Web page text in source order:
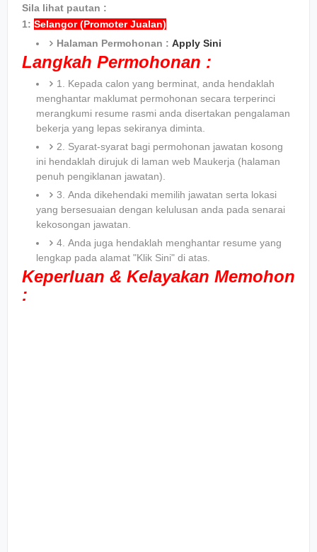
Sila lihat pautan :
1: Selangor (Promoter Jualan)
Halaman Permohonan : Apply Sini
Langkah Permohonan :
1. Kepada calon yang berminat, anda hendaklah
menghantar maklumat permohonan secara terperinci
merangkumi resume rasmi anda disertakan pengalaman
bekerja yang lepas sekiranya diminta.
2. Syarat-syarat bagi permohonan jawatan kosong
ini hendaklah dirujuk di laman web Maukerja (halaman
penuh pengiklanan jawatan).
3. Anda dikehendaki memilih jawatan serta lokasi
yang bersesuaian dengan kelulusan anda pada senarai
kekosongan jawatan.
4. Anda juga hendaklah menghantar resume yang
lengkap pada alamat "Klik Sini" di atas.
Keperluan & Kelayakan Memohon
: